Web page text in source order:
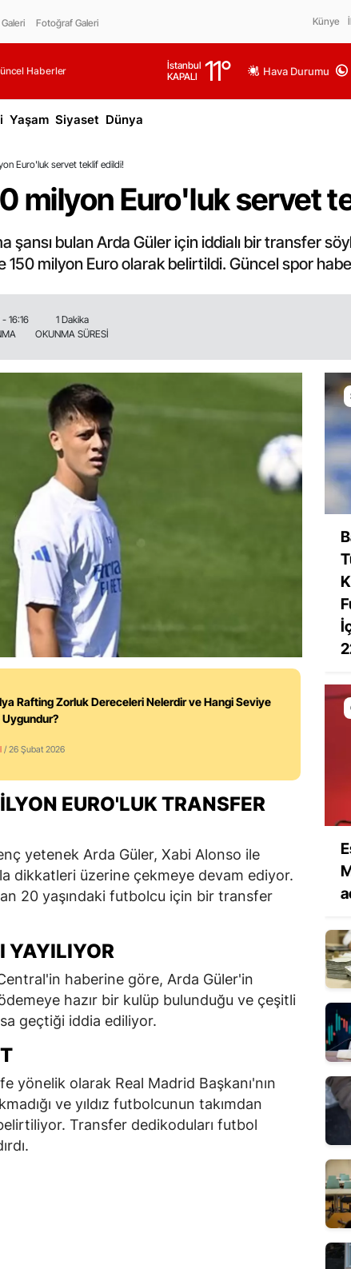
Fotoğraf Galeri Künye
Haberler
İstanbul
KAPALI
11° Hava Durumu
Yaşam Siyaset Dünya
Euro'luk servet teklif edildi!
milyon Euro'luk servet
şansı bulan Arda Güler için iddialı bir transfer
150 milyon Euro olarak belirtildi. Güncel spor
16:16
1 Dakika
OKUNMA SÜRESİ
Rafting Zorluk Dereceleri Nelerdir ve Hangi Seviye
Uygundur?
/ 26 Şubat 2026
EURO'LUK TRANSFER
yetenek Arda Güler, Xabi Alonso ile
dikkatleri üzerine çekmeye devam ediyor.
20 yaşındaki futbolcu için bir transfer
YAYILIYOR
haberine göre, Arda Güler'in
hazır bir kulüp bulunduğu ve çeşitli
geçtiği iddia ediliyor.
yönelik olarak Real Madrid Başkanı'nın
ve yıldız futbolcunun takımdan
Transfer dedikoduları futbol